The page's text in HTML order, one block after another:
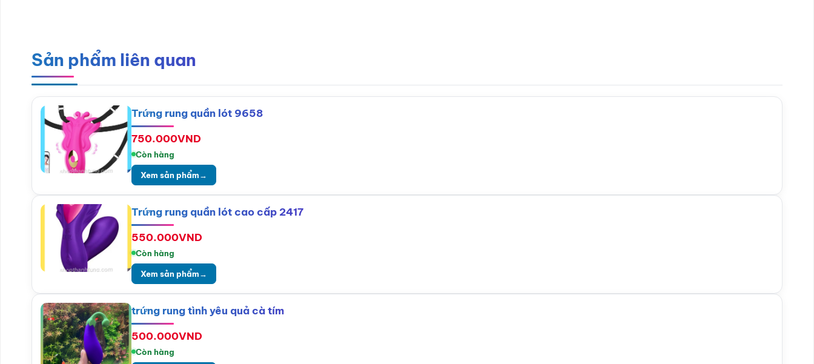
Sản phẩm liên quan
Trứng rung quần lót 9658
750.000VND
Còn hàng
Xem sản phẩm→
Trứng rung quần lót cao cấp 2417
550.000VND
Còn hàng
Xem sản phẩm→
trứng rung tình yêu quả cà tím
500.000VND
Còn hàng